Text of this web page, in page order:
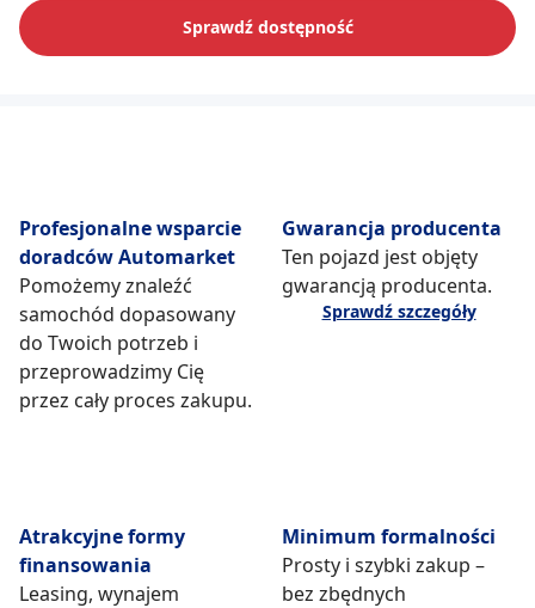
Sprawdź dostępność
Profesjonalne wsparcie
doradców Automarket
Pomożemy znaleźć
samochód dopasowany
do Twoich potrzeb i
przeprowadzimy Cię
przez cały proces zakupu.
Gwarancja producenta
Ten pojazd jest objęty
gwarancją producenta.
Sprawdź szczegóły
Atrakcyjne formy
finansowania
Leasing, wynajem
Minimum formalności
Prosty i szybki zakup –
bez zbędnych